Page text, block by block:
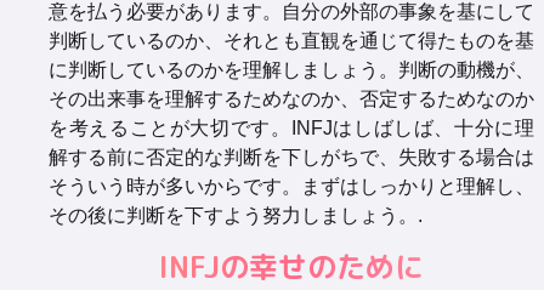
意を払う必要があります。自分の外部の事象を基にして
判断しているのか、それとも直観を通じて得たものを基
に判断しているのかを理解しましょう。判断の動機が、
その出来事を理解するためなのか、否定するためなのか
を考えることが大切です。INFJはしばしば、十分に理
解する前に否定的な判断を下しがちで、失敗する場合は
そういう時が多いからです。まずはしっかりと理解し、
その後に判断を下すよう努力しましょう。.
INFJの幸せのために